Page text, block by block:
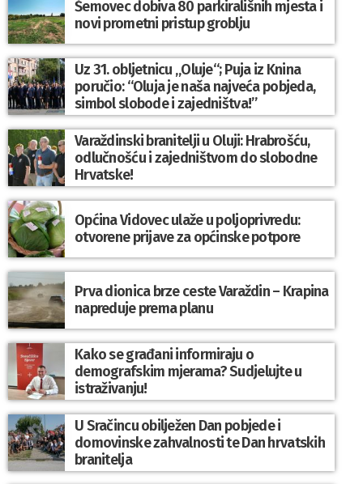
Šemovec dobiva 80 parkirališnih mjesta i
novi prometni pristup groblju
Uz 31. obljetnicu „Oluje“; Puja iz Knina
poručio: “Oluja je naša najveća pobjeda,
simbol slobode i zajedništva!”
Varaždinski branitelji u Oluji: Hrabrošću,
odlučnošću i zajedništvom do slobodne
Hrvatske!
Općina Vidovec ulaže u poljoprivredu:
otvorene prijave za općinske potpore
Prva dionica brze ceste Varaždin – Krapina
napreduje prema planu
Kako se građani informiraju o
demografskim mjerama? Sudjelujte u
istraživanju!
U Sračincu obilježen Dan pobjede i
domovinske zahvalnosti te Dan hrvatskih
branitelja